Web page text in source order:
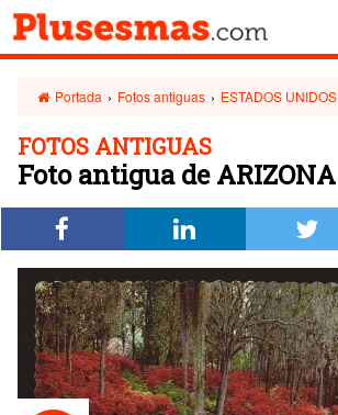
Portada › Fotos antiguas › ESTADOS UNIDOS
FOTOS ANTIGUAS
Foto antigua de ARIZONA